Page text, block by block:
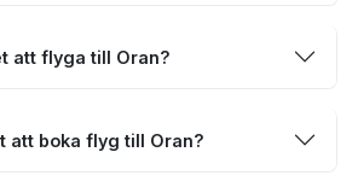
att flyga till Oran?
att boka flyg till Oran?